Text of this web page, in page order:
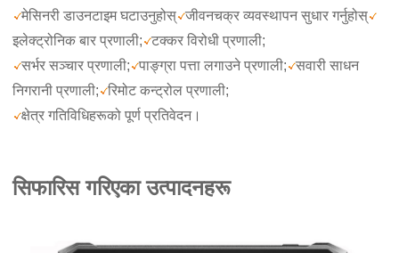
मेसिनरी डाउनटाइम घटाउनुहोस्
जीवनचक्र व्यवस्थापन सुधार गर्नुहोस्
इलेक्ट्रोनिक बार प्रणाली;
टक्कर विरोधी प्रणाली;
सर्भर सञ्चार प्रणाली;
पाङ्ग्रा पत्ता लगाउने प्रणाली;
सवारी साधन
निगरानी प्रणाली;
रिमोट कन्ट्रोल प्रणाली;
क्षेत्र गतिविधिहरूको पूर्ण प्रतिवेदन।
सिफारिस गरिएका उत्पादनहरू